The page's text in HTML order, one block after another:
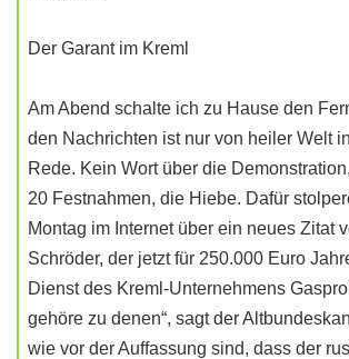
Der Garant im Kreml
Am Abend schalte ich zu Hause den
den Nachrichten ist nur von heiler Welt
Rede. Kein Wort über die
20 Festnahmen, die Hiebe. Dafür
Montag im Internet über ein neues Zitat
Schröder, der jetzt für 250.000 Euro
Dienst des Kreml-Unternehmens
gehöre zu denen“, sagt der
wie vor der Auffassung sind, dass der